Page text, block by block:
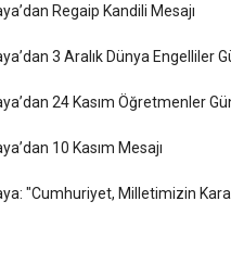
Regaip Kandili Mesajı
3 Aralık Dünya Engelliler
24 Kasım Öğretmenler
10 Kasım Mesajı
"Cumhuriyet, Milletimizin